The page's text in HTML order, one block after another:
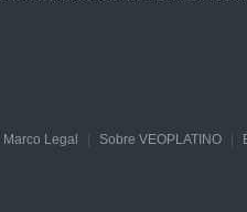
Legal Sobre VEOPLATINO